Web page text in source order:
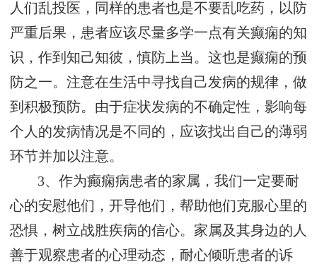
人们乱投医，同样的患者也是不要乱吃药，以防
严重后果，患者应该尽量多学一点有关癫痫的知
识，作到知己知彼，慎防上当。这也是癫痫的预
防之一。注意在生活中寻找自己发病的规律，做
到积极预防。由于症状发病的不确定性，影响每
个人的发病情况是不同的，应该找出自己的薄弱
环节并加以注意。
3、作为癫痫病患者的家属，我们一定要耐
心的安慰他们，开导他们，帮助他们克服心里的
恐惧，树立战胜疾病的信心。家属及其身边的人
善于观察患者的心理动态，耐心倾听患者的诉